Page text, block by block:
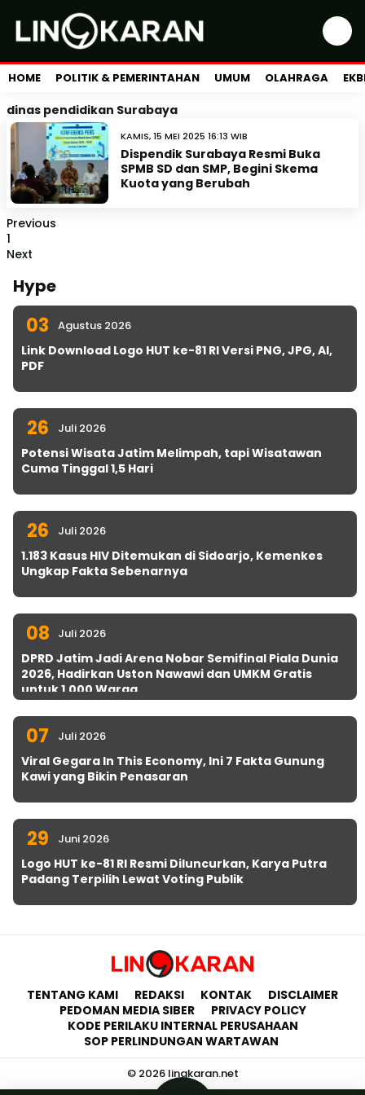
HOME POLITIK & PEMERINTAHAN UMUM OLAHRAGA
dinas pendidikan Surabaya
KAMIS, 15 MEI 2025 16:13 WIB
Dispendik Surabaya Resmi Buka
SPMB SD dan SMP, Begini Skema
Kuota yang Berubah
Previous
1
Next
Hype
03 Agustus 2026
Link Download Logo HUT ke-81 RI Versi PNG, JPG, AI,
PDF
26 Juli 2026
Potensi Wisata Jatim Melimpah, tapi Wisatawan
Cuma Tinggal 1,5 Hari
26 Juli 2026
1.183 Kasus HIV Ditemukan di Sidoarjo, Kemenkes
Ungkap Fakta Sebenarnya
08 Juli 2026
DPRD Jatim Jadi Arena Nobar Semifinal Piala Dunia
2026, Hadirkan Uston Nawawi dan UMKM Gratis
untuk 1.000 Warga
07 Juli 2026
Viral Gegara In This Economy, Ini 7 Fakta Gunung
Kawi yang Bikin Penasaran
29 Juni 2026
Logo HUT ke-81 RI Resmi Diluncurkan, Karya Putra
Padang Terpilih Lewat Voting Publik
TENTANG KAMI REDAKSI KONTAK
DISCLAIMER
PEDOMAN MEDIA SIBER
PRIVACY POLICY
KODE PERILAKU INTERNAL PERUSAHAAN
SOP PERLINDUNGAN WARTAWAN
© 2026 lingkaran.net